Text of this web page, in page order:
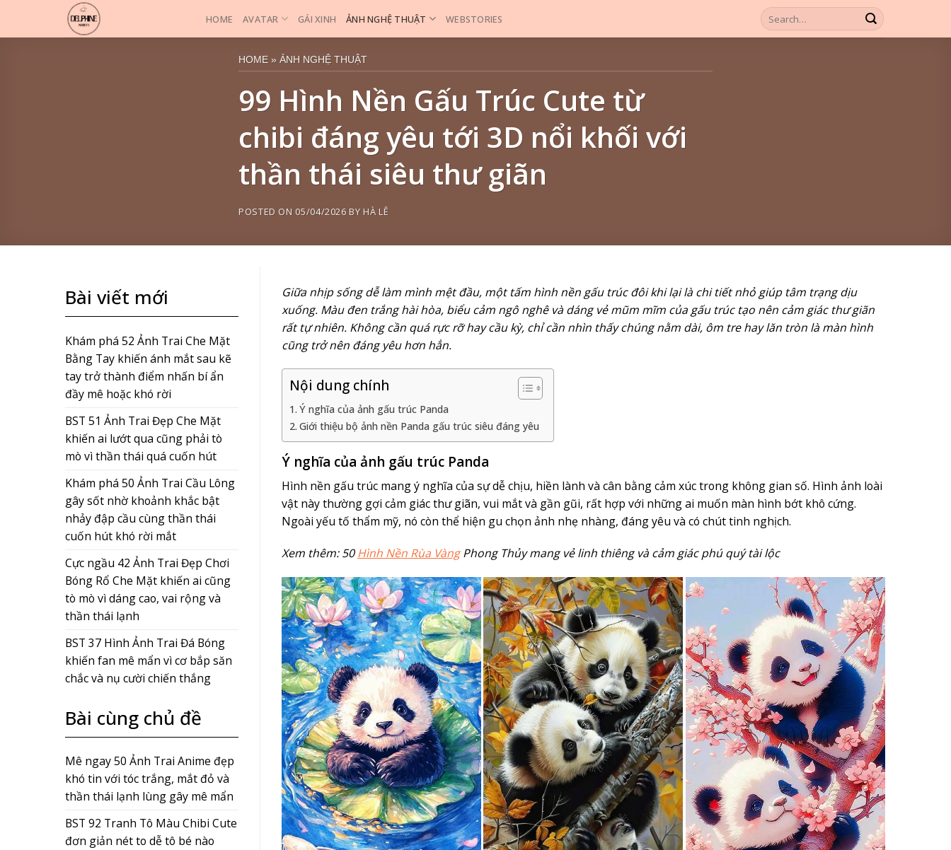
HOME AVATAR GÁI XINH ẢNH NGHỆ THUẬT WEBSTORIES
HOME » ẢNH NGHỆ THUẬT
99 Hình Nền Gấu Trúc Cute từ
chibi đáng yêu tới 3D nổi khối với
thần thái siêu thư giãn
POSTED ON 05/04/2026 BY HÀ LÊ
Bài viết mới
Khám phá 52 Ảnh Trai Che Mặt
Bằng Tay khiến ánh mắt sau kẽ
tay trở thành điểm nhấn bí ẩn
đầy mê hoặc khó rời
BST 51 Ảnh Trai Đẹp Che Mặt
khiến ai lướt qua cũng phải tò
mò vì thần thái quá cuốn hút
Khám phá 50 Ảnh Trai Cầu Lông
gây sốt nhờ khoảnh khắc bật
nhảy đập cầu cùng thần thái
cuốn hút khó rời mắt
Cực ngầu 42 Ảnh Trai Đẹp Chơi
Bóng Rổ Che Mặt khiến ai cũng
tò mò vì dáng cao, vai rộng và
thần thái lạnh
BST 37 Hình Ảnh Trai Đá Bóng
khiến fan mê mẩn vì cơ bắp săn
chắc và nụ cười chiến thắng
Bài cùng chủ đề
Mê ngay 50 Ảnh Trai Anime đẹp
khó tin với tóc trắng, mắt đỏ và
thần thái lạnh lùng gây mê mẩn
BST 92 Tranh Tô Màu Chibi Cute
đơn giản nét to dễ tô bé nào
Giữa nhịp sống dễ làm mình mệt đầu, một tấm hình nền gấu trúc đôi khi lại là chi tiết nhỏ giúp tâm trạng dịu
xuống. Màu đen trắng hài hòa, biểu cảm ngô nghê và dáng vẻ mũm mĩm của gấu trúc tạo nên cảm giác thư giãn
rất tự nhiên. Không cần quá rực rỡ hay cầu kỳ, chỉ cần nhìn thấy chúng nằm dài, ôm tre hay lăn tròn là màn hình
cũng trở nên đáng yêu hơn hẳn.
Nội dung chính
Ý nghĩa của ảnh gấu trúc Panda
Giới thiệu bộ ảnh nền Panda gấu trúc siêu đáng yêu
Ý nghĩa của ảnh gấu trúc Panda
Hình nền gấu trúc mang ý nghĩa của sự dễ chịu, hiền lành và cân bằng cảm xúc trong không gian số. Hình ảnh loài
vật này thường gợi cảm giác thư giãn, vui mắt và gần gũi, rất hợp với những ai muốn màn hình bớt khô cứng.
Ngoài yếu tố thẩm mỹ, nó còn thể hiện gu chọn ảnh nhẹ nhàng, đáng yêu và có chút tinh nghịch.
Xem thêm: 50Hình Nền Rùa VàngPhong Thủy mang vẻ linh thiêng và cảm giác phú quý tài lộc